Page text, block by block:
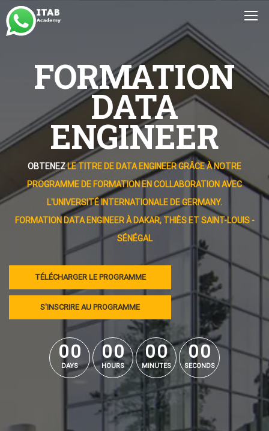
FORMATION
DATA
ENGINEER
OBTENEZLE TITRE DE DATA ENGINEER GRÂCE À NOTRE
PROGRAMME DE FORMATION EN COLLABORATION AVEC
L'UNIVERSITÉ INTERNATIONALE DE GERMANY.
FORMATION DATA ENGINEER À DAKAR, THIÈS ET SAINT-LOUIS -
SÉNÉGAL
TÉLÉCHARGER LE PROGRAMME
S'INSCRIRE AU PROGRAMME
00
00
DAYS
00
00
HOURS
00
00
MINUTES
00
00
SECONDS